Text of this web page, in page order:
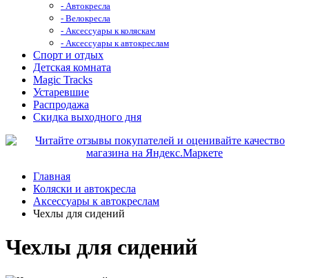
- Автокресла
- Велокресла
- Аксессуары к коляскам
- Аксессуары к автокреслам
Спорт и отдых
Детская комната
Magic Tracks
Устаревшие
Распродажа
Скидка выходного дня
Главная
Коляски и автокресла
Аксессуары к автокреслам
Чехлы для сидений
Чехлы для сидений